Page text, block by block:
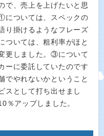
で、売上を上げたいと思
については、スペックの
り掛けるようなフレーズ
ついては、粗利率がほと
更しました。③について
ーに委託していたのです
でやれないかということ
スとして打ち出せまし
％アップしました。